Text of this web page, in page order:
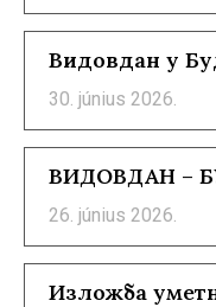
Видовдан у
30. június 2026.
ВИДОВДАН –
26. június 2026.
Изложба